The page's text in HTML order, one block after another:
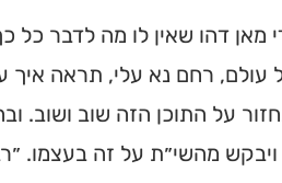
מאן דהו שאין לו מה לדבר
עולם, רחם נא עלי, תראה איך
על התוכן הזה שוב ושוב.
מהשי״ת על זה בעצמו.